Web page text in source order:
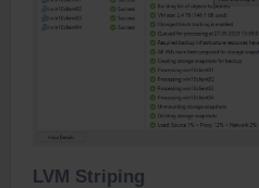
LVM Striping